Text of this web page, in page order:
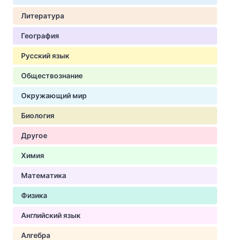
Литература
География
Русский язык
Обществознание
Окружающий мир
Биология
Другое
Химия
Математика
Физика
Английский язык
Алгебра